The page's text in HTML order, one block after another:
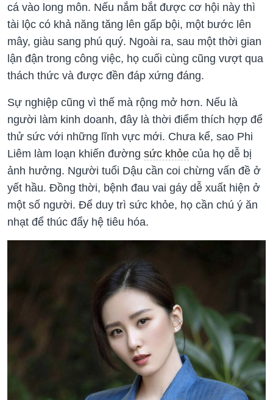
cá vào long môn. Nếu nắm bắt được cơ hội này thì
tài lộc có khả năng tăng lên gấp bội, một bước lên
mây, giàu sang phú quý. Ngoài ra, sau một thời gian
lận đận trong công việc, họ cuối cùng cũng vượt qua
thách thức và được đền đáp xứng đáng.
Sự nghiệp cũng vì thế mà rộng mở hơn. Nếu là
người làm kinh doanh, đây là thời điểm thích hợp để
thử sức với những lĩnh vực mới. Chưa kể, sao Phi
Liêm làm loạn khiến đường sức khỏe của họ dễ bị
ảnh hưởng. Người tuổi Dậu cần coi chừng vấn đề ở
yết hầu. Đồng thời, bệnh đau vai gáy dễ xuất hiện ở
một số người. Để duy trì sức khỏe, họ cần chú ý ăn
nhạt để thúc đẩy hệ tiêu hóa.